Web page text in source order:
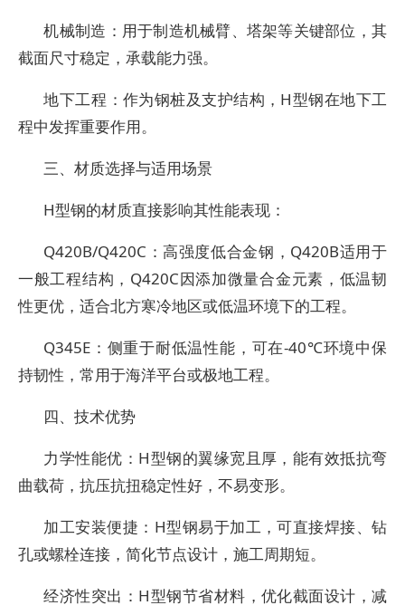
‌机械制造‌：用于制造机械臂、塔架等关键部位，其
截面尺寸稳定，承载能力强。
‌地下工程‌：作为钢桩及支护结构，H型钢在地下工
程中发挥重要作用。
三、材质选择与适用场景
H型钢的材质直接影响其性能表现：
‌Q420B/Q420C‌：高强度低合金钢，Q420B适用于
一般工程结构，Q420C因添加微量合金元素，低温韧
性更优，适合北方寒冷地区或低温环境下的工程。
‌Q345E‌：侧重于耐低温性能，可在-40℃环境中保
持韧性，常用于海洋平台或极地工程。
四、技术优势
‌力学性能优‌：H型钢的翼缘宽且厚，能有效抵抗弯
曲载荷，抗压抗扭稳定性好，不易变形。
‌加工安装便捷‌：H型钢易于加工，可直接焊接、钻
孔或螺栓连接，简化节点设计，施工周期短。
‌经济性突出‌：H型钢节省材料，优化截面设计，减